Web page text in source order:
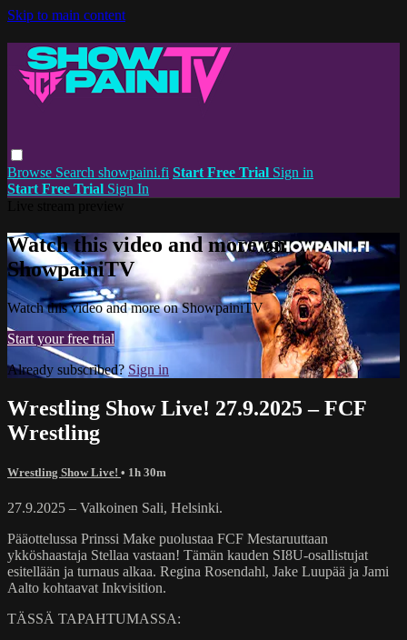
Skip to main content
Browse Search showpaini.fi Start Free Trial Sign in
Start Free Trial Sign In
Watch this video and more on
ShowpainiTV
Watch this video and more on ShowpainiTV
Start your free trial
Already subscribed?Sign in
Wrestling Show Live! 27.9.2025 – FCF
Wrestling
Wrestling Show Live! • 1h 30m
27.9.2025 – Valkoinen Sali, Helsinki.
Pääottelussa Prinssi Make puolustaa FCF Mestaruuttaan
ykköshaastaja Stellaa vastaan! Tämän kauden SI8U-osallistujat
esitellään ja turnaus alkaa. Regina Rosendahl, Jake Luupää ja Jami
Aalto kohtaavat Inkvisition.
TÄSSÄ TAPAHTUMASSA: